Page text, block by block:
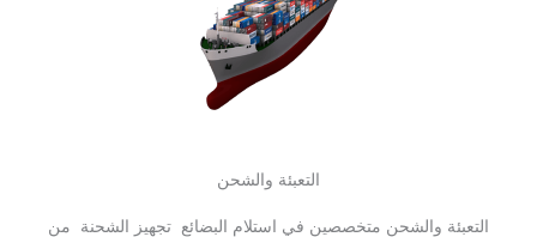
التعبئة والشحن
التعبئة والشحن متخصصين في استلام البضائع تجهيز الشحنة من